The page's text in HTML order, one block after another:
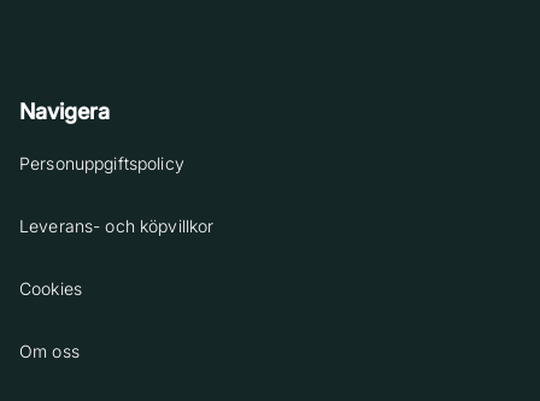
Navigera
Personuppgiftspolicy
Leverans- och köpvillkor
Cookies
Om oss